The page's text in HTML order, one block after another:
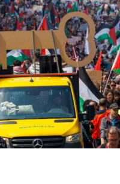
de manifestants